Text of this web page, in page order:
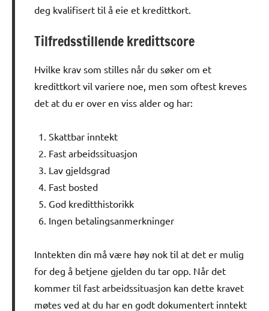
deg kvalifisert til å eie et kredittkort.
Tilfredsstillende kredittscore
Hvilke krav som stilles når du søker om et
kredittkort vil variere noe, men som oftest kreves
det at du er over en viss alder og har:
Skattbar inntekt
Fast arbeidssituasjon
Lav gjeldsgrad
Fast bosted
God kreditthistorikk
Ingen betalingsanmerkninger
Inntekten din må være høy nok til at det er mulig
for deg å betjene gjelden du tar opp. Når det
kommer til fast arbeidssituasjon kan dette kravet
møtes ved at du har en godt dokumentert inntekt